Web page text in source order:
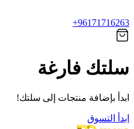
+96171716263
سلتك فارغة
ابدأ بإضافة منتجات إلى سلتك!
ابدأ التسوق